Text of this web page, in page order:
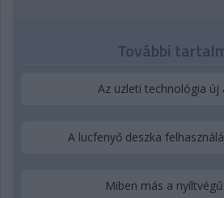
További
Az üzleti technológia új
A lucfenyő deszka
Miben más a